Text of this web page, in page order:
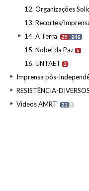
12. Organizações
13. Recortes/
14. A Terra 29 246
15. Nobel da Paz 5
16. UNTAET 1
Imprensa pós-
RESISTÊNCIA-DIVERSOS
Videos AMRT 21 I